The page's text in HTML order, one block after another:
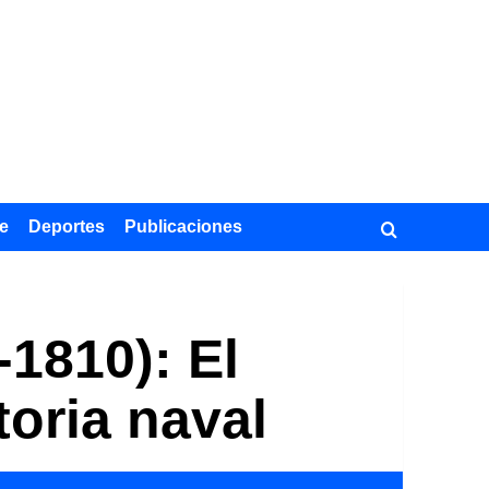
Deportes Publicaciones
El
naval